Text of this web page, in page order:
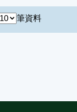
筆資料